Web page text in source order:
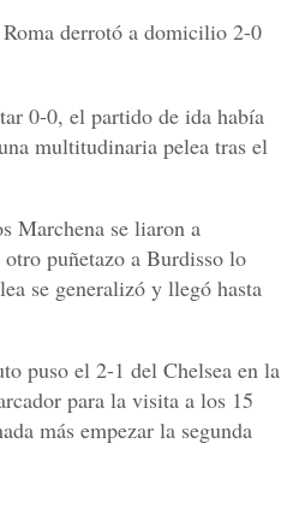
derrotó a domicilio 2-0
0-0, el partido de ida había
multitudinaria pelea tras el
Marchena se liaron a
puñetazo a Burdisso lo
se generalizó y llegó hasta
puso el 2-1 del Chelsea en la
para la visita a los 15
más empezar la segunda